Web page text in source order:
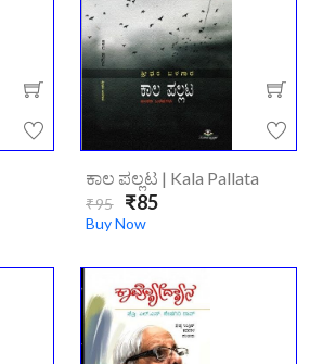
ಕಾಲ ಪಲ್ಲಟ | Kala Pallata
₹95₹85
Buy Now